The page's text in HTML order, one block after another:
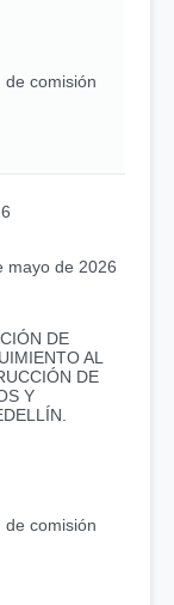
de comisión
mayo de 2026
DE
AL
DE
Y
de comisión